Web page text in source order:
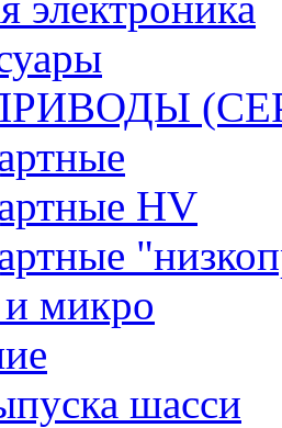
HV
микро
шасси